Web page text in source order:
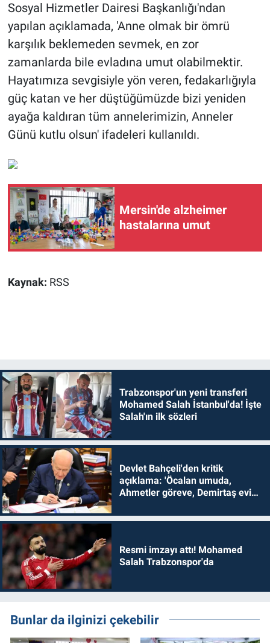
Sosyal Hizmetler Dairesi Başkanlığı'ndan
yapılan açıklamada, 'Anne olmak bir ömrü
karşılık beklemeden sevmek, en zor
zamanlarda bile evladına umut olabilmektir.
Hayatımıza sevgisiyle yön veren, fedakarlığıyla
güç katan ve her düştüğümüzde bizi yeniden
ayağa kaldıran tüm annelerimizin, Anneler
Günü kutlu olsun' ifadeleri kullanıldı.
Mersin'de alzheimer
hastalarına umut
Kaynak: RSS
Trabzonspor'un yeni transferi
Mohamed Salah İstanbul'da! İşte
Salah'ın ilk sözleri
Devlet Bahçeli'den kritik
açıklama: 'Öcalan umuda,
Ahmetler göreve, Demirtaş evine
Resmi imzayı attı! Mohamed
Salah Trabzonspor'da
Bunlar da ilginizi çekebilir